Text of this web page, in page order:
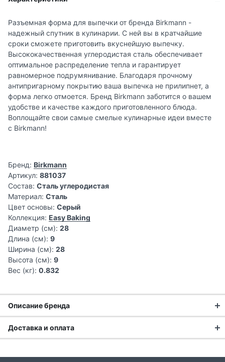
Разъемная форма для выпечки от бренда Birkmann -
надежный спутник в кулинарии. С ней вы в кратчайшие
сроки сможете приготовить вкуснейшую выпечку.
Высококачественная углеродистая сталь обеспечивает
оптимальное распределение тепла и гарантирует
равномерное подрумянивание. Благодаря прочному
антипригарному покрытию ваша выпечка не прилипнет, а
форма легко отмоется. Бренд Birkmann заботится о вашем
удобстве и качестве каждого приготовленного блюда.
Воплощайте свои самые смелые кулинарные идеи вместе
с Birkmann!
Бренд: Birkmann
Артикул: 881037
Состав: Сталь углеродистая
Материал: Сталь
Цвет основы: Серый
Коллекция: Easy Baking
Диаметр (см): 28
Длина (см): 9
Ширина (см): 28
Высота (см): 9
Вес (кг): 0.832
Описание бренда
Доставка и оплата